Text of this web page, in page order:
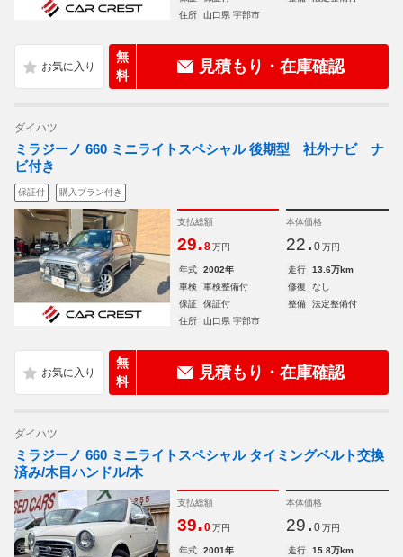
住所
山口県 宇部市
無
料
見積もり・在庫確認
ダイハツ
ミラジーノ 660 ミニライトスペシャル 後期型 社外ナビ ナ
ビ付き
保証付 購入プラン付き
支払総額
29.8 万円
本体価格
22. 0 万円
年式 2002年 走行
13.6万km
車検
車検整備付 修復
なし
保証
保証付 整備
法定整備付
住所
山口県 宇部市
無
料
見積もり・在庫確認
ダイハツ
ミラジーノ 660 ミニライトスペシャル タイミングベルト交換
済み/木目ハンドル/木
支払総額
39.0 万円
本体価格
29. 0 万円
年式 2001年 走行
15.8万km